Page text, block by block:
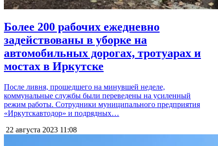
Более 200 рабочих ежедневно
задействованы в уборке на
автомобильных дорогах, тротуарах и
мостах в Иркутске
После ливня, прошедшего на минувшей неделе,
коммунальные службы были переведены на усиленный
режим работы. Сотрудники муниципального предприятия
«Иркутскавтодор» и подрядных…
22 августа 2023 11:08